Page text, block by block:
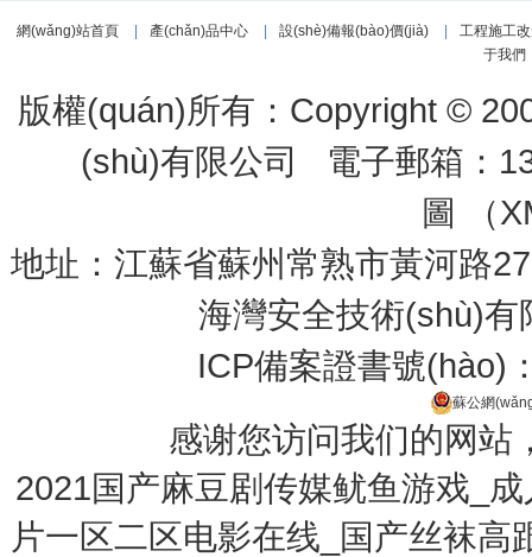
網(wǎng)站首頁 產(chǎn)品中心 設(shè)備報(bào)價(jià)
工程施工
于我們
版權(quán)所有：Copyright ©
(shù)有限公司 電子郵箱：
圖 （
地址：江蘇省蘇州常熟市黃河路275
海灣安全技術(shù)
ICP備案證書號(hào)
蘇公網
感谢您访问我们的网站
2021国产麻豆剧传媒鱿鱼游戏_
片一区二区电影在线_国产丝袜